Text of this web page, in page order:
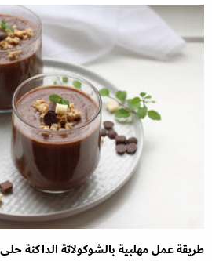
طريقة عمل مهلبية بالشوكولاتة الداكنة